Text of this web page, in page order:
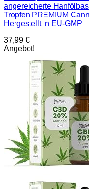
angereicherte
Tropfen PREMIUM
Hergestellt in EU-GMP
37,99 €
Angebot!